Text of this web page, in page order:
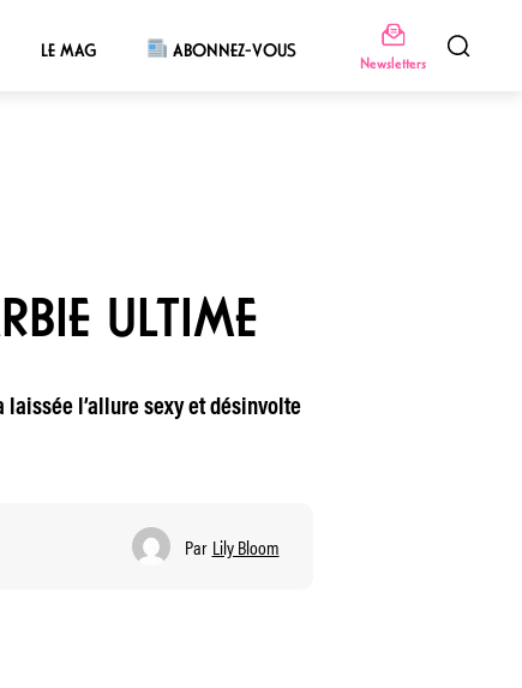
LE MAG ABONNEZ-VOUS
Newsletters
ULTIME
l’allure sexy et désinvolte
Par Lily Bloom